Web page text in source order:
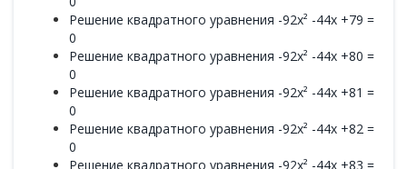
Решение квадратного уравнения -92x² -44x +79 =
0
Решение квадратного уравнения -92x² -44x +80 =
0
Решение квадратного уравнения -92x² -44x +81 =
0
Решение квадратного уравнения -92x² -44x +82 =
0
Решение квадратного уравнения -92x² -44x +83 =